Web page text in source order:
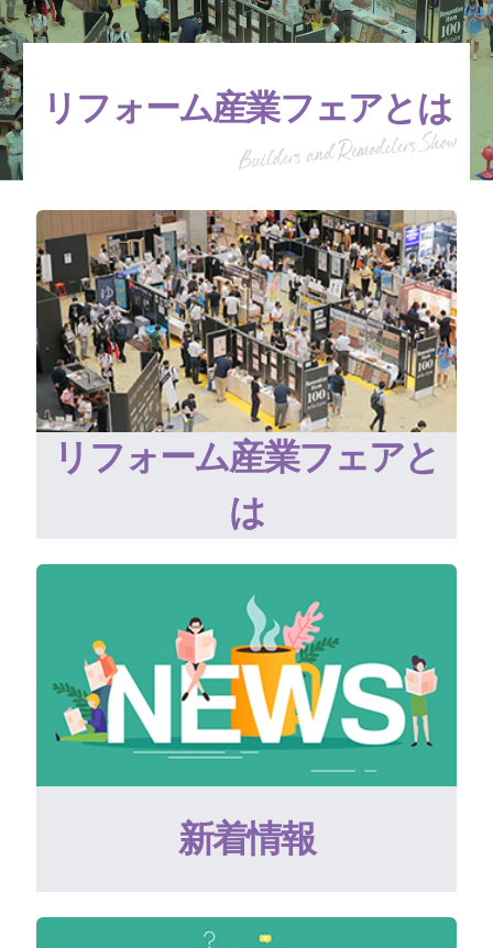
リフォーム産業フェアとは
リフォーム産業フェアと
は
新着情報